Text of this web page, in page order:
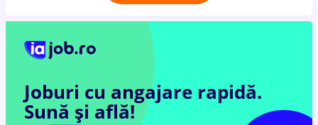
Joburi cu angajare rapidă.
Sună și află!